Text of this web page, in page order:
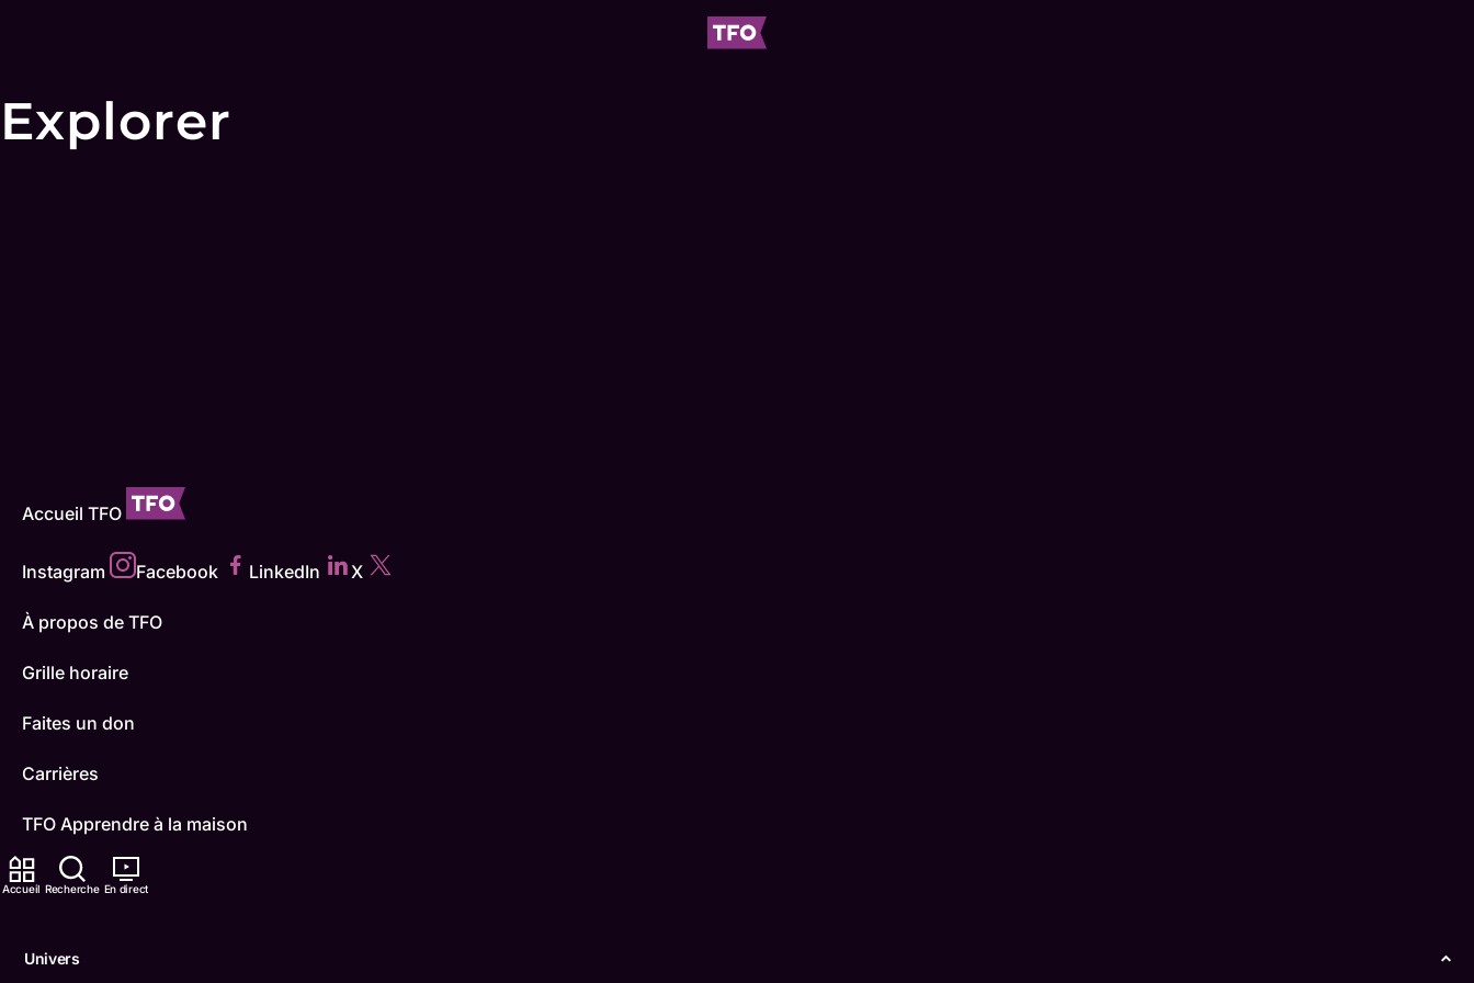
Accueil Recherche En direct
Univers
Explorer
Accueil TFO
Instagram Facebook LinkedIn X
À propos de TFO
Grille horaire
Faites un don
Carrières
TFO Apprendre à la maison
Comment nous capter